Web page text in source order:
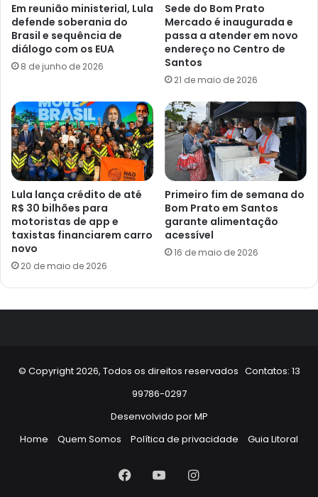
Em reunião ministerial, Lula
defende soberania do
Brasil e sequência de
diálogo com os EUA
8 de junho de 2026
Sede do Bom Prato
Mercado é inaugurada e
passa a atender em novo
endereço no Centro de
Santos
21 de maio de 2026
Lula lança crédito de até
R$ 30 bilhões para
motoristas de app e
taxistas financiarem carro
novo
20 de maio de 2026
Primeiro fim de semana do
Bom Prato em Santos
garante alimentação
acessível
16 de maio de 2026
© Copyright 2026, Todos os direitos reservados Contatos: 13
99786-0297
Desenvolvido porMP
Home
Quem Somos Política de privacidade Guia Litoral
Facebook
YouTubeInstagram